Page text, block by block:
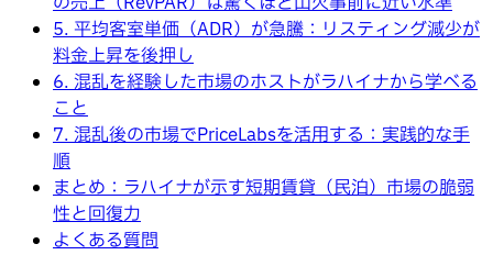
5. 平均客室単価（ADR）が急騰：リスティング減少が
料金上昇を後押し
6. 混乱を経験した市場のホストがラハイナから学べる
こと
7. 混乱後の市場でPriceLabsを活用する：実践的な手
順
まとめ：ラハイナが示す短期賃貸（民泊）市場の脆弱
性と回復力
よくある質問